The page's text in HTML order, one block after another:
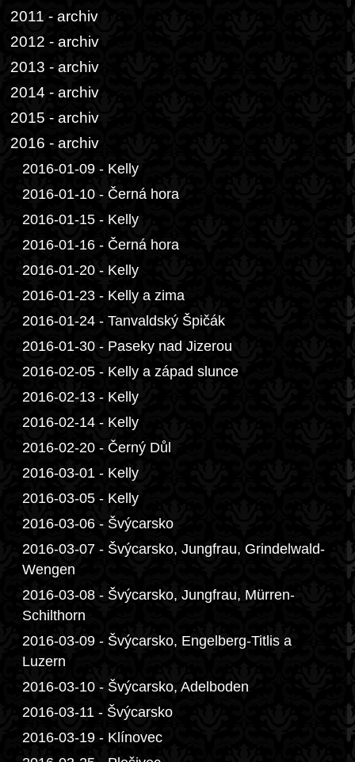
2011 - archiv
2012 - archiv
2013 - archiv
2014 - archiv
2015 - archiv
2016 - archiv
2016-01-09 - Kelly
2016-01-10 - Černá hora
2016-01-15 - Kelly
2016-01-16 - Černá hora
2016-01-20 - Kelly
2016-01-23 - Kelly a zima
2016-01-24 - Tanvaldský Špičák
2016-01-30 - Paseky nad Jizerou
2016-02-05 - Kelly a západ slunce
2016-02-13 - Kelly
2016-02-14 - Kelly
2016-02-20 - Černý Důl
2016-03-01 - Kelly
2016-03-05 - Kelly
2016-03-06 - Švýcarsko
2016-03-07 - Švýcarsko, Jungfrau, Grindelwald-
Wengen
2016-03-08 - Švýcarsko, Jungfrau, Mürren-
Schilthorn
2016-03-09 - Švýcarsko, Engelberg-Titlis a
Luzern
2016-03-10 - Švýcarsko, Adelboden
2016-03-11 - Švýcarsko
2016-03-19 - Klínovec